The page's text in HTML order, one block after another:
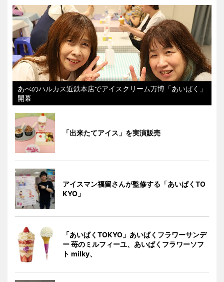
あべのハルカス近鉄本店でアイスクリーム万博「あいぱく」
開幕
「出来たてアイス」を実演販売
アイスマン福留さんが監修する「あいぱくTO
KYO」
「あいぱくTOKYO」あいぱくフラワーサンデ
ー 苺のミルフィーユ、あいぱくフラワーソフ
ト milky、